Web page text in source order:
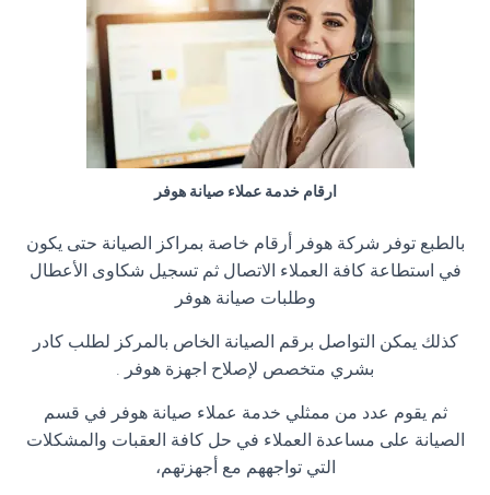
ارقام خدمة عملاء صيانة هوفر
بالطبع توفر شركة هوفر أرقام خاصة بمراكز الصيانة حتى يكون
في استطاعة كافة العملاء الاتصال ثم تسجيل شكاوى الأعطال
وطلبات صيانة هوفر
كذلك يمكن التواصل برقم الصيانة الخاص بالمركز لطلب كادر
بشري متخصص لإصلاح اجهزة هوفر .
ثم يقوم عدد من ممثلي خدمة عملاء صيانة هوفر في قسم
الصيانة على مساعدة العملاء في حل كافة العقبات والمشكلات
التي تواجههم مع أجهزتهم،